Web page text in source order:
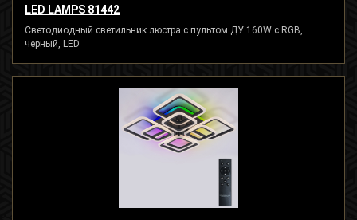
LED LAMPS 81442
Светодиодный светильник люстра с пультом ДУ 160W с RGB,
черный, LED